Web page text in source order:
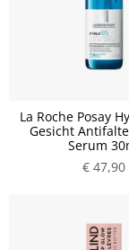
La Roche Posay
Gesicht
Serum
€ 47,90